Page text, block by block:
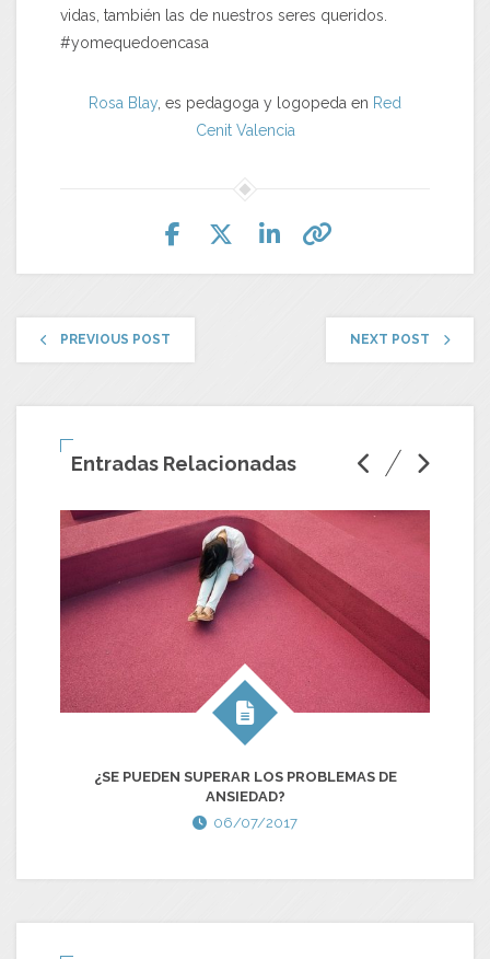
vidas, también las de nuestros seres queridos.
#yomequedoencasa
Rosa Blay , es pedagoga y logopeda en Red
Cenit Valencia
PREVIOUS POST NEXT POST
Entradas Relacionadas
¿SE PUEDEN SUPERAR LOS PROBLEMAS DE
ANSIEDAD?
06/07/2017